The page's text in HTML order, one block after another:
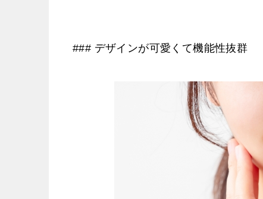
### デザインが可愛くて機能性抜群